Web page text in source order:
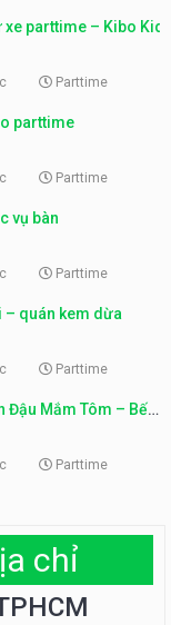
xe parttime – Kibo Kid
Parttime
parttime
Parttime
vụ bàn
Parttime
– quán kem dừa
Parttime
Đậu Mắm Tôm – Bếp
Parttime
chỉ